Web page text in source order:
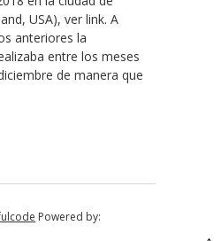
USA), ver link. A
anteriores la
entre los meses
de manera que
Powered by: